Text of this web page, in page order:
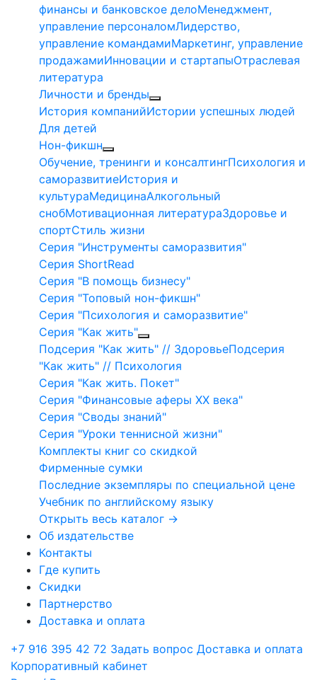
финансы и банковское делоМенеджмент,
управление персоналомЛидерство,
управление командамиМаркетинг, управление
продажамиИнновации и стартапыОтраслевая
литература
Личности и бренды
История компанийИстории успешных людей
Для детей
Нон-фикшн
Обучение, тренинги и консалтингПсихология и
саморазвитиеИстория и
культураМедицинаАлкогольный
снобМотивационная литератураЗдоровье и
спортСтиль жизни
Серия "Инструменты саморазвития"
Серия ShortRead
Серия "В помощь бизнесу"
Серия "Топовый нон-фикшн"
Серия "Психология и саморазвитие"
Серия "Как жить"
Подсерия "Как жить" // ЗдоровьеПодсерия
"Как жить" // Психология
Серия "Как жить. Покет"
Серия "Финансовые аферы XX века"
Серия "Своды знаний"
Серия "Уроки теннисной жизни"
Комплекты книг со скидкой
Фирменные сумки
Последние экземпляры по специальной цене
Учебник по английскому языку
Открыть весь каталог →
Об издательстве
Контакты
Где купить
Скидки
Партнерство
Доставка и оплата
+7 916 395 42 72 Задать вопрос Доставка и оплата
Корпоративный кабинет